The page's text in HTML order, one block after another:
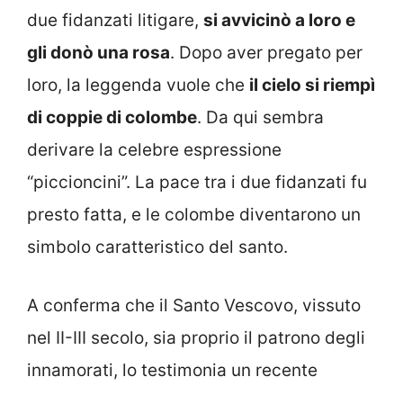
due fidanzati litigare, si avvicinò a loro e
gli donò una rosa. Dopo aver pregato per
loro, la leggenda vuole che il cielo si riempì
di coppie di colombe. Da qui sembra
derivare la celebre espressione
“piccioncini”. La pace tra i due fidanzati fu
presto fatta, e le colombe diventarono un
simbolo caratteristico del santo.
A conferma che il Santo Vescovo, vissuto
nel II-III secolo, sia proprio il patrono degli
innamorati, lo testimonia un recente